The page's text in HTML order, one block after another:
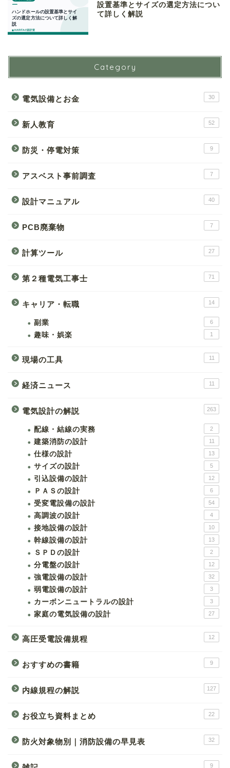
設置基準とサイズの選定方法につい
て詳しく解説
Category
電気設備とお金 30
新人教育 52
防災・停電対策 9
アスベスト事前調査 7
設計マニュアル 40
PCB廃棄物 7
計算ツール 27
第２種電気工事士 71
キャリア・転職 14
副業 6
趣味・娯楽 1
現場の工具 11
経済ニュース 11
電気設計の解説 263
配線・結線の実務 2
建築消防の設計 11
仕様の設計 13
サイズの設計 5
引込設備の設計 12
ＰＡＳの設計 6
受変電設備の設計 54
高調波の設計 4
接地設備の設計 10
幹線設備の設計 13
ＳＰＤの設計 2
分電盤の設計 12
強電設備の設計 32
弱電設備の設計 3
カーボンニュートラルの設計 3
家庭の電気設備の設計 27
高圧受電設備規程 12
おすすめの書籍 9
内線規程の解説 127
お役立ち資料まとめ 22
防火対象物別｜消防設備の早見表 32
9